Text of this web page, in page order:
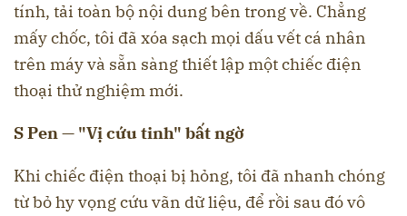
tính, tải toàn bộ nội dung bên trong về. Chẳng
mấy chốc, tôi đã xóa sạch mọi dấu vết cá nhân
trên máy và sẵn sàng thiết lập một chiếc điện
thoại thử nghiệm mới.
S Pen — "Vị cứu tinh" bất ngờ
Khi chiếc điện thoại bị hỏng, tôi đã nhanh chóng
từ bỏ hy vọng cứu vãn dữ liệu, để rồi sau đó vô